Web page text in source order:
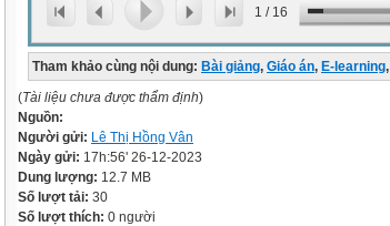
1 / 16
Tham khảo cùng nội dung: Bài giảng, Giáo án, E-learning,
(Tài liệu chưa được thẩm định)
Nguồn:
Người gửi: Lê Thị Hồng Vân
Ngày gửi: 17h:56' 26-12-2023
Dung lượng: 12.7 MB
Số lượt tải: 30
Số lượt thích: 0 người